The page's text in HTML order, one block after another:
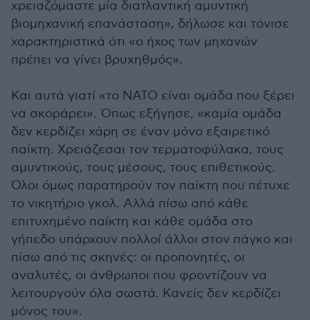
χρειαζόμαστε μία διατλαντική αμυντική
βιομηχανική επανάσταση», δήλωσε και τόνισε
χαρακτηριστικά ότι «ο ήχος των μηχανών
πρέπει να γίνει βρυχηθμός».
Και αυτά γιατί «το ΝΑΤΟ είναι ομάδα που ξέρει
να σκοράρει». Όπως εξήγησε, «καμία ομάδα
δεν κερδίζει χάρη σε έναν μόνο εξαιρετικό
παίκτη. Χρειάζεσαι τον τερματοφύλακα, τους
αμυντικούς, τους μέσους, τους επιθετικούς.
Όλοι όμως παρατηρούν τον παίκτη που πέτυχε
το νικητήριο γκολ. Αλλά πίσω από κάθε
επιτυχημένο παίκτη και κάθε ομάδα στο
γήπεδο υπάρχουν πολλοί άλλοι στον πάγκο και
πίσω από τις σκηνές: οι προπονητές, οι
αναλυτές, οι άνθρωποι που φροντίζουν να
λειτουργούν όλα σωστά. Κανείς δεν κερδίζει
μόνος του».